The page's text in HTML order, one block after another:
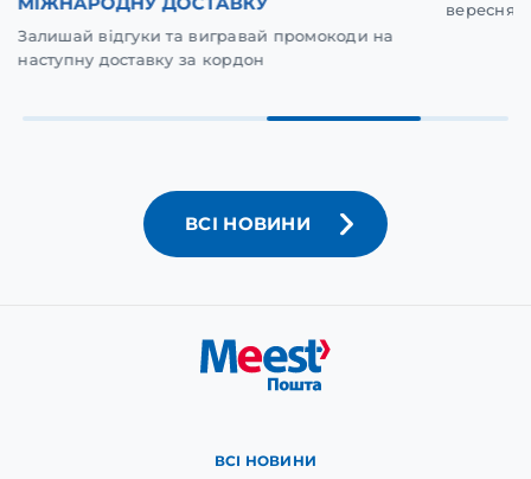
Залишай відгуки та вигравай промокоди на
наступну доставку за кордон
вересня
ВСІ НОВИНИ
ВСІ НОВИНИ